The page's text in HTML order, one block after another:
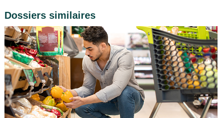
Dossiers similaires